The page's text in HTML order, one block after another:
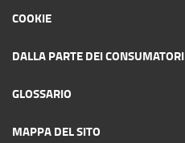
COOKIE
DALLA PARTE DEI CONSUMATORI
GLOSSARIO
MAPPA DEL SITO